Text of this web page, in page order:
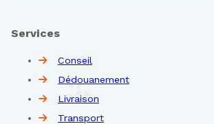
Services
Conseil
Dédouanement
Livraison
Transport